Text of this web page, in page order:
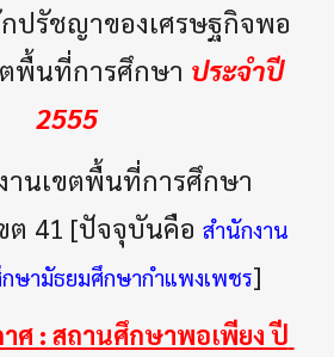
ปรัชญาของเศรษฐกิจพอ
ตพื้นที่การศึกษา ประจำปี
2555
านเขตพื้นที่การศึกษา
ต 41 [ปัจจุบันคือ สำนักงาน
ษามัธยมศึกษากำแพงเพชร]
ศ : สถานศึกษาพอเพียง ปี